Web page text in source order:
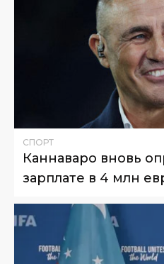
СПОРТ
Каннаваро вновь
зарплате в 4 млн